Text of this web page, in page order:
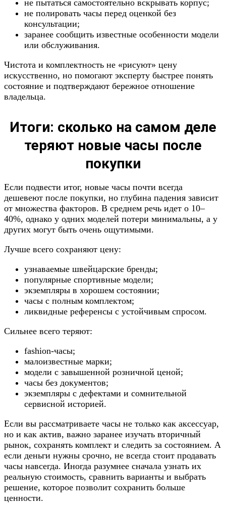
не пытаться самостоятельно вскрывать корпус;
не полировать часы перед оценкой без
консультации;
заранее сообщить известные особенности модели
или обслуживания.
Чистота и комплектность не «рисуют» цену
искусственно, но помогают эксперту быстрее понять
состояние и подтверждают бережное отношение
владельца.
Итоги: сколько на самом деле
теряют новые часы после
покупки
Если подвести итог, новые часы почти всегда
дешевеют после покупки, но глубина падения зависит
от множества факторов. В среднем речь идет о 10–
40%, однако у одних моделей потери минимальны, а у
других могут быть очень ощутимыми.
Лучше всего сохраняют цену:
узнаваемые швейцарские бренды;
популярные спортивные модели;
экземпляры в хорошем состоянии;
часы с полным комплектом;
ликвидные референсы с устойчивым спросом.
Сильнее всего теряют:
fashion-часы;
малоизвестные марки;
модели с завышенной розничной ценой;
часы без документов;
экземпляры с дефектами и сомнительной
сервисной историей.
Если вы рассматриваете часы не только как аксессуар,
но и как актив, важно заранее изучать вторичный
рынок, сохранять комплект и следить за состоянием. А
если деньги нужны срочно, не всегда стоит продавать
часы навсегда. Иногда разумнее сначала узнать их
реальную стоимость, сравнить варианты и выбрать
решение, которое позволит сохранить больше
ценности.